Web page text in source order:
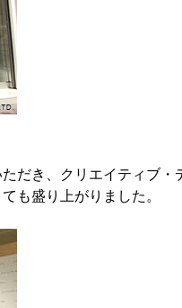
だき、クリエイティブ
も盛り上がりました。